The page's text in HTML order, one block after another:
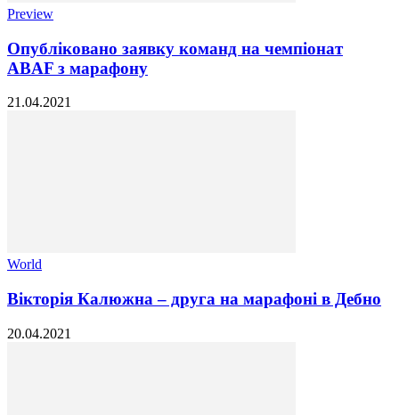
Preview
Опубліковано заявку команд на чемпіонат
ABAF з марафону
21.04.2021
World
Вікторія Калюжна – друга на марафоні в Дебно
20.04.2021